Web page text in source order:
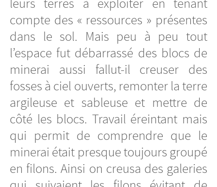
compte des « ressources » présentes
dans le sol. Mais peu à peu tout
l’espace fut débarrassé des blocs de
minerai aussi fallut-il creuser des
fosses à ciel ouverts, remonter la terre
argileuse et sableuse et mettre de
côté les blocs. Travail éreintant mais
qui permit de comprendre que le
minerai était presque toujours groupé
en filons. Ainsi on creusa des galeries